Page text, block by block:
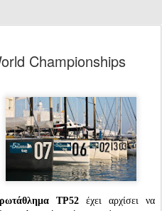
Championships
TP52 έχει αρχίσει να